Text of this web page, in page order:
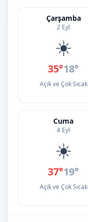
Çarşamba
2 Eyl
☀️
35°18°
Açık ve Çok Sıcak
Cuma
4 Eyl
☀️
37°19°
Açık ve Çok Sıcak